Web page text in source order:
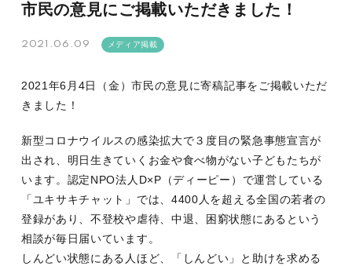
市民の意見にご掲載いただきました！
2021.06.09 メディア掲載
2021年6月4日（金）市民の意見に寄稿記事をご掲載いただ
きました！
新型コロナウイルスの感染拡大で３度目の緊急事態宣言が
出され、明日生きていくお金や食べ物がない子どもたちが
います。認定NPO法人D×P（ディーピー）で運営している
「ユキサキチャット」では、4400人を超える全国の若者の
登録があり、不登校や虐待、中退、困窮状態にあるという
相談が毎日届いています。
しんどい状態にある人ほど、「しんどい」と助けを求める